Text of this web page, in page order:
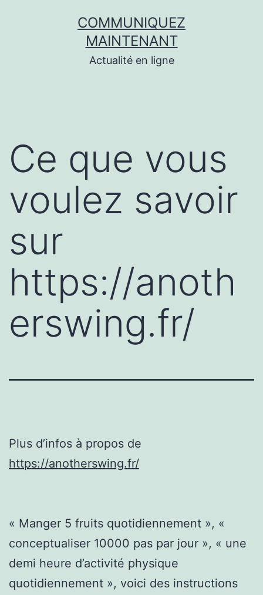
COMMUNIQUEZ
MAINTENANT
Actualité en ligne
Ce que vous
voulez savoir
sur
https://anoth
erswing.fr/
Plus d’infos à propos de
https://anotherswing.fr/
« Manger 5 fruits quotidiennement », «
conceptualiser 10000 pas par jour », « une
demi heure d’activité physique
quotidiennement », voici des instructions